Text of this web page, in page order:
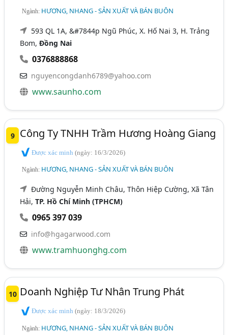
Ngành: HƯƠNG, NHANG - SẢN XUẤT VÀ BÁN BUÔN
593 QL 1A, &#7844p Ngũ Phúc, X. Hố Nai 3, H. Trảng
Bom,Đồng Nai
0376888868
nguyencongdanh6789@yahoo.com
www.saunho.com
9 Công Ty TNHH Trầm Hương Hoàng Giang
Được xác minh(ngày: 16/3/2026)
Ngành: HƯƠNG, NHANG - SẢN XUẤT VÀ BÁN BUÔN
Đường Nguyễn Minh Châu, Thôn Hiệp Cường, Xã Tân
Hải,TP. Hồ Chí Minh (TPHCM)
0965 397 039
info@hgagarwood.com
www.tramhuonghg.com
10 Doanh Nghiệp Tư Nhân Trung Phát
Được xác minh(ngày: 18/3/2026)
Ngành: HƯƠNG, NHANG - SẢN XUẤT VÀ BÁN BUÔN